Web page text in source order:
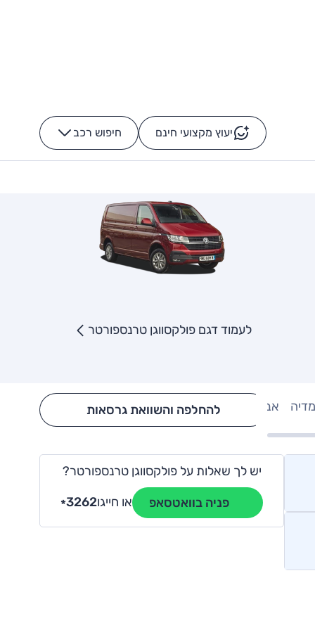
יעוץ מקצועי חינם חיפוש רכב -
לעמוד דגם פולקסווגן טרנספורטר
אבזור Hide config section
להחלפה והשוואת גרסאות
יש לך שאלות על פולקסווגן טרנספורטר?
פניה בוואטסאפ או חייגו *3262